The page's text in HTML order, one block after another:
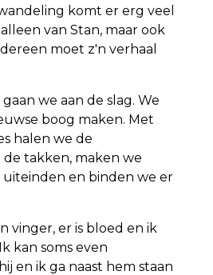
komt er erg veel
van Stan, maar ook
moet z'n verhaal
we aan de slag. We
boog maken. Met
halen we de
takken, maken we
en binden we er
vinger, er is bloed en ik
kan soms even
en ik ga naast hem staan